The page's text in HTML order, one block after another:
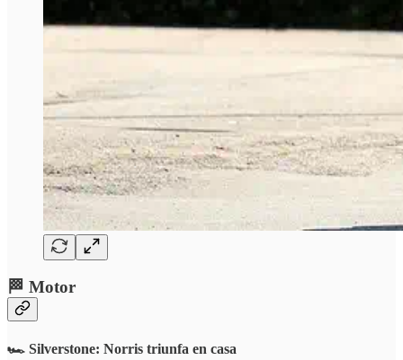
🏁 Motor
🏎️ Silverstone: Norris triunfa en casa